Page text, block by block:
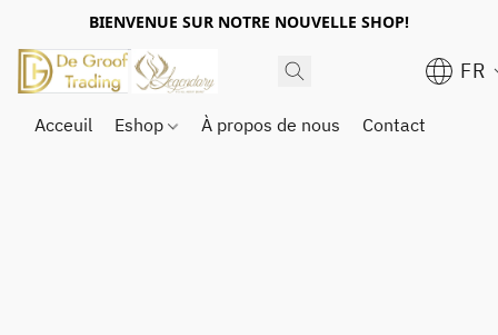
BIENVENUE SUR NOTRE NOUVELLE SHOP!
FR
Acceuil Eshop À propos de nous Contact